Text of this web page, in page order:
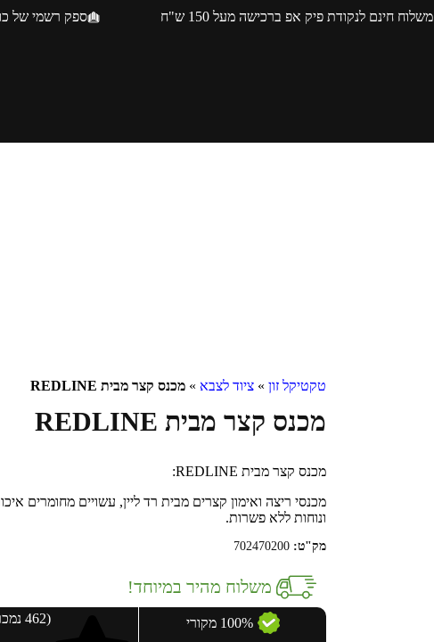
משלוח חינם לנקודת פיק אפ ברכישה מעל 150 ש"ח ספק רשמי של
טקטיקל זון » ציוד לצבא » מכנס קצר מבית REDLINE
מכנס קצר מבית REDLINE
מכנס קצר מבית REDLINE:
מכנסי ריצה ואימון קצרים מבית רד ליין, עשויים מחומרים
ונוחות ללא פשרות.
מק"ט:
משלוח מהיר במיוחד!
100% מקורי (462 נמכרו)